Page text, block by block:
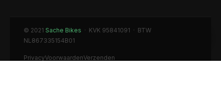
© 2021 Sache Bikes · KVK 95841091 · BTW
NL867335154B01
PrivacyVoorwaardenVerzenden